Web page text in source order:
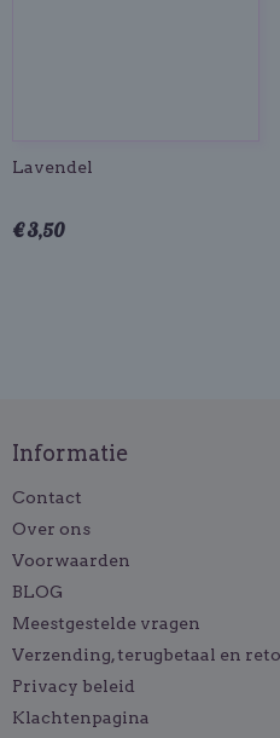
Lavendel
€ 3,50
Informatie
Contact
Over ons
Voorwaarden
BLOG
Meestgestelde vragen
Verzending, terugbetaal en
Privacy beleid
Klachtenpagina